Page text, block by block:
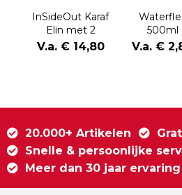
InSideOut Karaf
Elin met 2
glazen
V.a. € 14,80
500ml
V.a. €
20.000+ Artikelen
Snelle & persoonlijke
Meer dan 30 jaar ervaring